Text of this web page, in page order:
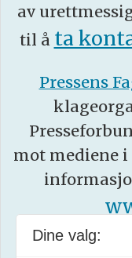
av
til å ta
Pressens
mot mediene i
Forsvarets
Dine valg: